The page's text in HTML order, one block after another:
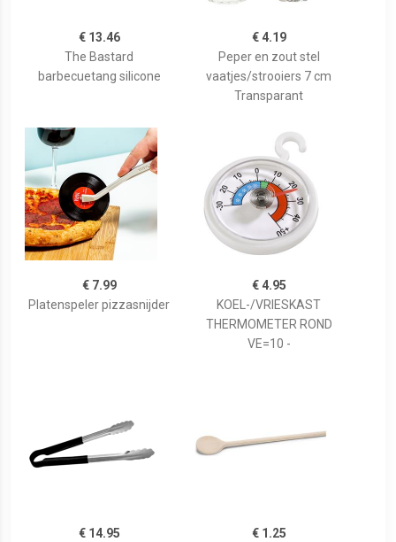
€ 13.46
The Bastard
barbecuetang silicone
€ 4.19
Peper en zout stel
vaatjes/strooiers 7 cm
Transparant
€ 7.99
Platenspeler pizzasnijder
€ 4.95
KOEL-/VRIESKAST
THERMOMETER ROND
VE=10 -
€ 14.95
€ 1.25